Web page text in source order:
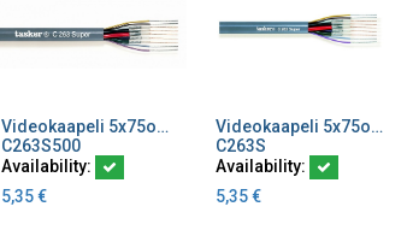
Add to Cart
Videokaapeli 5x75ohm+4x0,22 500m liitin 5013179
C263S500
Availability:
5,35€
Add to Cart
Videokaapeli 5x75ohm+4x0,22 liitin 5013179
C263S
Availability:
5,35€